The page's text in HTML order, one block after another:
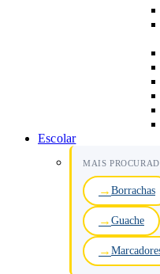
Escolar
MAIS
Borrachas
Guache